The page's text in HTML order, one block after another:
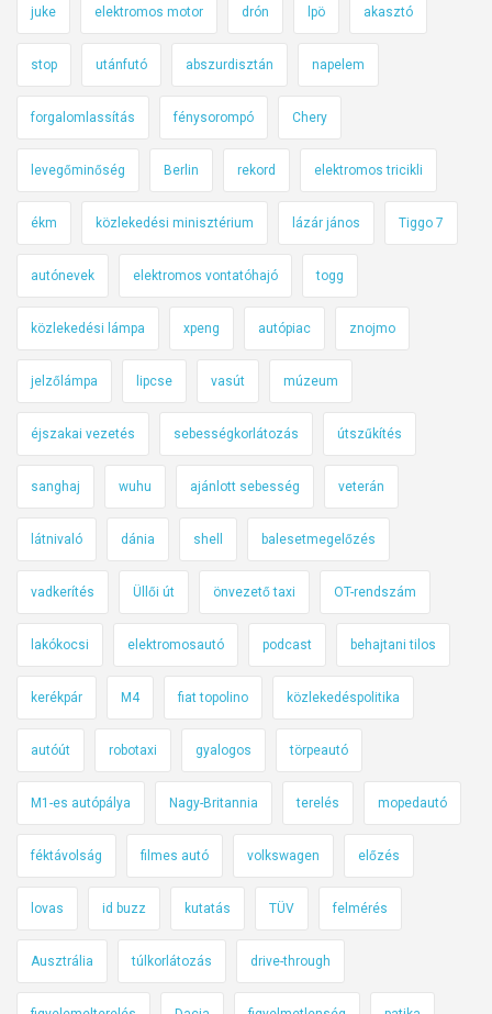
juke elektromos motor drón lpö akasztó
stop utánfutó abszurdisztán napelem
forgalomlassítás fénysorompó Chery
levegőminőség Berlin rekord elektromos tricikli
ékm közlekedési minisztérium lázár jános Tiggo 7
autónevek elektromos vontatóhajó togg
közlekedési lámpa xpeng autópiac znojmo
jelzőlámpa lipcse vasút múzeum
éjszakai vezetés sebességkorlátozás útszűkítés
sanghaj wuhu ajánlott sebesség veterán
látnivaló dánia shell balesetmegelőzés
vadkerítés Üllői út önvezető taxi OT-rendszám
lakókocsi elektromosautó podcast behajtani tilos
kerékpár M4 fiat topolino közlekedéspolitika
autóút robotaxi gyalogos törpeautó
M1-es autópálya Nagy-Britannia terelés mopedautó
féktávolság filmes autó volkswagen előzés
lovas id buzz kutatás TÜV felmérés
Ausztrália túlkorlátozás drive-through